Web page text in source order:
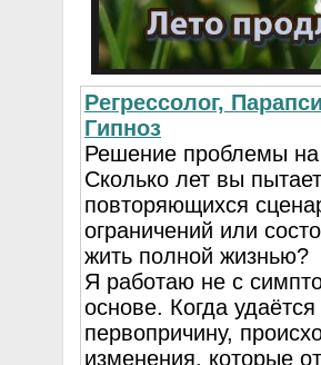
Регрессолог,
Гипноз
Решение проблемы на
Сколько лет вы
повторяющихся
ограничений или
жить полной жизнью?
Я работаю не с
основе. Когда
первопричину,
изменения, которые